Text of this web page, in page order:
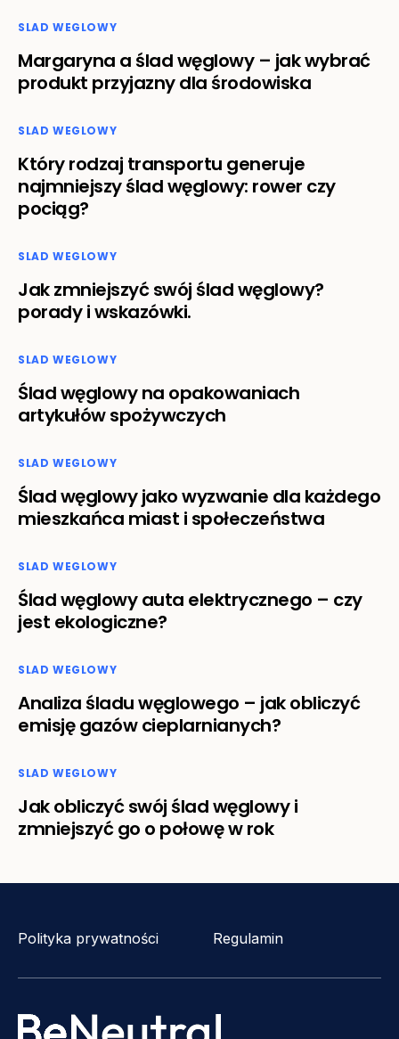
SLAD WEGLOWY
Margaryna a ślad węglowy – jak wybrać
produkt przyjazny dla środowiska
SLAD WEGLOWY
Który rodzaj transportu generuje
najmniejszy ślad węglowy: rower czy
pociąg?
SLAD WEGLOWY
Jak zmniejszyć swój ślad węglowy?
porady i wskazówki.
SLAD WEGLOWY
Ślad węglowy na opakowaniach
artykułów spożywczych
SLAD WEGLOWY
Ślad węglowy jako wyzwanie dla każdego
mieszkańca miast i społeczeństwa
SLAD WEGLOWY
Ślad węglowy auta elektrycznego – czy
jest ekologiczne?
SLAD WEGLOWY
Analiza śladu węglowego – jak obliczyć
emisję gazów cieplarnianych?
SLAD WEGLOWY
Jak obliczyć swój ślad węglowy i
zmniejszyć go o połowę w rok
Polityka prywatności Regulamin